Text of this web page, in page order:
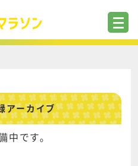
アーカイブ
中です。